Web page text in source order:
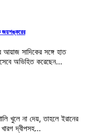
জয়শঙ্করের
সাদিকের সঙ্গে হাত
অভিহিত করেছেন…
খুলে না দেয়, তাহলে ইরানের
দ্বীপসহ…